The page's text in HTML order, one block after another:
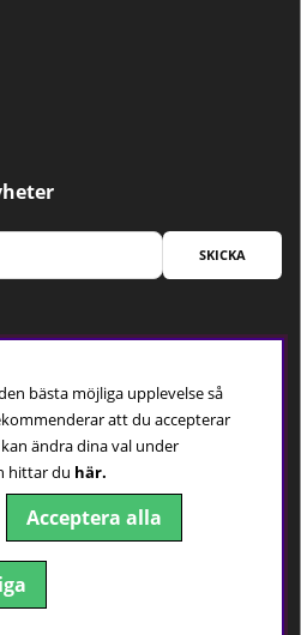
SKICKA
bästa möjliga upplevelse så
att du accepterar
ändra dina val under
hittar du här.
Acceptera alla